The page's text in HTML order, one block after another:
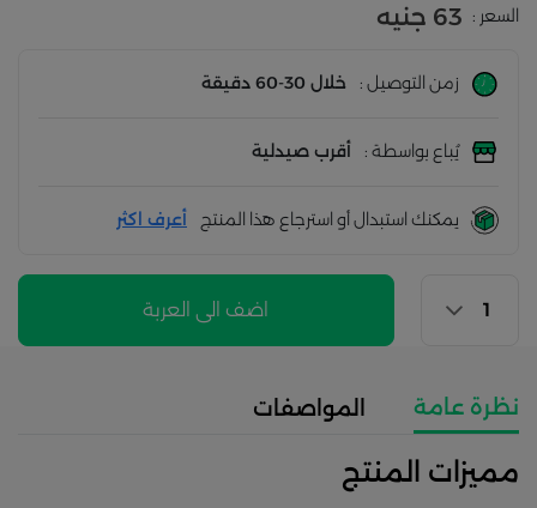
السعر : 63 جنيه
زمن التوصيل : خلال 30-60 دقيقة
يُباع بواسطة : أقرب صيدلية
يمكنك استبدال أو استرجاع هذا المنتج أعرف اكثر
اضف الى العربة
نظرة عامة المواصفات
مميزات المنتج